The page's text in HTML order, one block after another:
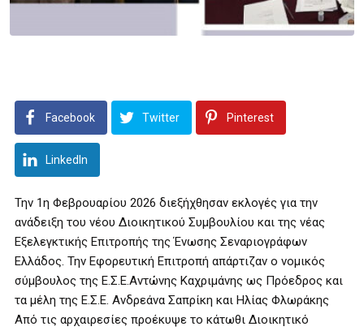
Facebook Twitter Pinterest
LinkedIn
Την 1η Φεβρουαρίου 2026 διεξήχθησαν εκλογές για την
ανάδειξη του νέου Διοικητικού Συμβουλίου και της νέας
Εξελεγκτικής Επιτροπής της Ένωσης Σεναριογράφων
Ελλάδος. Την Εφορευτική Επιτροπή απάρτιζαν ο νομικός
σύμβουλος της Ε.Σ.Ε.Αντώνης Καχριμάνης ως Πρόεδρος και
τα μέλη της Ε.Σ.Ε. Ανδρεάνα Σαπρίκη και Ηλίας Φλωράκης
Από τις αρχαιρεσίες προέκυψε το κάτωθι Διοικητικό